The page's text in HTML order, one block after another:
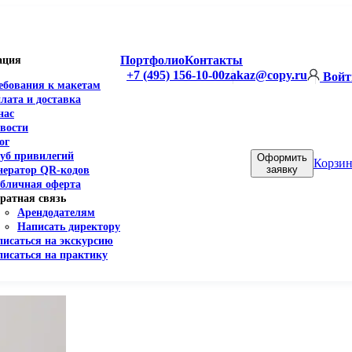
+7 (495) 156-10-00zakaz@copy.ru
к макетам
и доставка
привилегий
QR-кодов
оферта
связь
Арендодателям
Написать директору
на экскурсию
на практику
ПортфолиоКонтакты
Оформить
заявку